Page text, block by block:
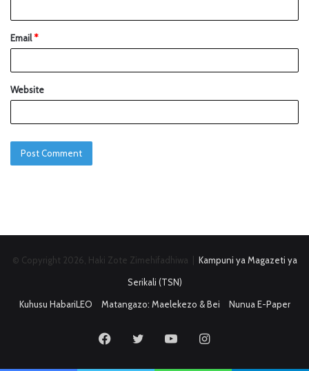
Email*
Website
© Copyright 2026, Haki Zote Zimehifadhiwa | Kampuni ya Magazeti ya
Serikali (TSN)
Kuhusu HabariLEO
Matangazo: Maelekezo & Bei Nunua E-Paper
FacebookTwitter YouTubeInstagram